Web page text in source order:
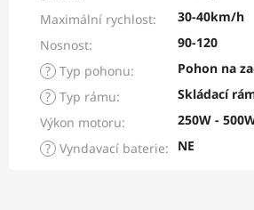
Maximální rychlost:
30-40km/h
Nosnost:
90-120
? Typ pohonu:
Pohon na
? Typ rámu:
Skládací
Výkon motoru:
250W -
? Vyndavací baterie: NE